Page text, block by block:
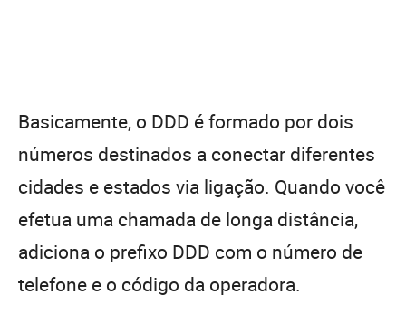
Basicamente, o DDD é formado por dois
números destinados a conectar diferentes
cidades e estados via ligação. Quando você
efetua uma chamada de longa distância,
adiciona o prefixo DDD com o número de
telefone e o código da operadora.